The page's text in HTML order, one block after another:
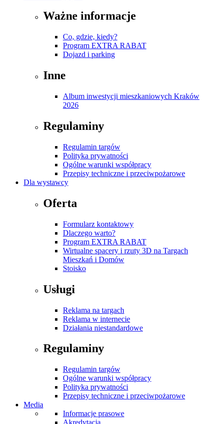
Ważne informacje
Co, gdzie, kiedy?
Program EXTRA RABAT
Dojazd i parking
Inne
Album inwestycji mieszkaniowych Kraków
2026
Regulaminy
Regulamin targów
Polityka prywatności
Ogólne warunki współpracy
Przepisy techniczne i przeciwpożarowe
Dla wystawcy
Oferta
Formularz kontaktowy
Dlaczego warto?
Program EXTRA RABAT
Wirtualne spacery i rzuty 3D na Targach
Mieszkań i Domów
Stoisko
Usługi
Reklama na targach
Reklama w internecie
Działania niestandardowe
Regulaminy
Regulamin targów
Ogólne warunki współpracy
Polityka prywatności
Przepisy techniczne i przeciwpożarowe
Media
Informacje prasowe